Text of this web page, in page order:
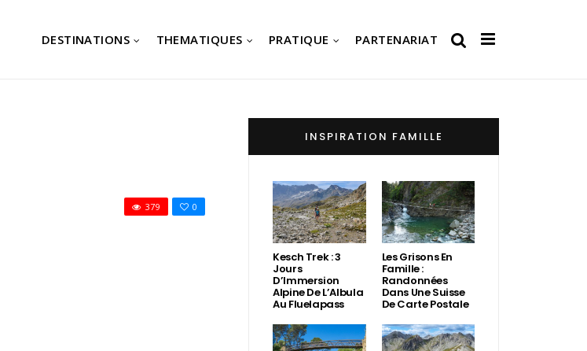
DESTINATIONS THEMATIQUES PRATIQUE PARTENARIAT
0
379
INSPIRATION FAMILLE
Kesch Trek : 3
Jours
D’Immersion
Alpine De L’Albula
Au Fluelapass
Les Grisons En
Famille :
Randonnées
Dans Une Suisse
De Carte Postale